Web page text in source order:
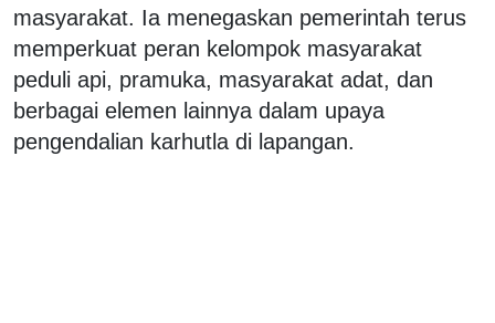
masyarakat. Ia menegaskan pemerintah terus
memperkuat peran kelompok masyarakat
peduli api, pramuka, masyarakat adat, dan
berbagai elemen lainnya dalam upaya
pengendalian karhutla di lapangan.